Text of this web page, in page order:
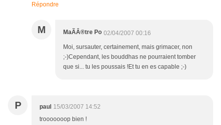
Répondre
M MaÃÂ®tre Po 02/04/2007 00:16
Moi, sursauter, certainement, mais grimacer, non
;-)Cependant, les bouddhas ne pourraient tomber
que si... tu les poussais !Et tu en es capable ;-)
P paul 15/03/2007 14:52
trooooooop bien !